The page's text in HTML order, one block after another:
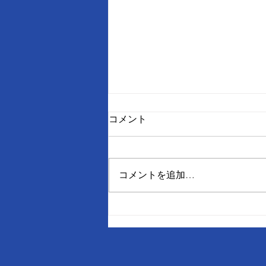
の営業時間のご案内
コメント
コメントを追加…